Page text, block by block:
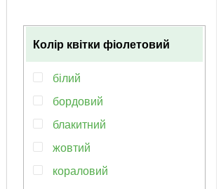
Колір квітки фіолетовий
білий
бордовий
блакитний
жовтий
кораловий